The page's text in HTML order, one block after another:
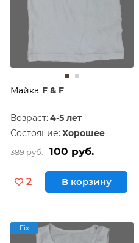
Майка F & F
Возраст: 4-5 лет
Состояние: Хорошее
389 руб. 100 руб.
2 В корзину
Fix